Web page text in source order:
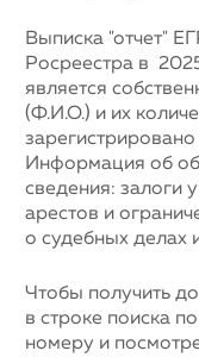
Выписка "отчет"
Росреестра в
является
(Ф.И.О.) и их
Информация об
сведения: залоги
арестов и
о судебных делах
Чтобы получить
в строке поиска
номеру и